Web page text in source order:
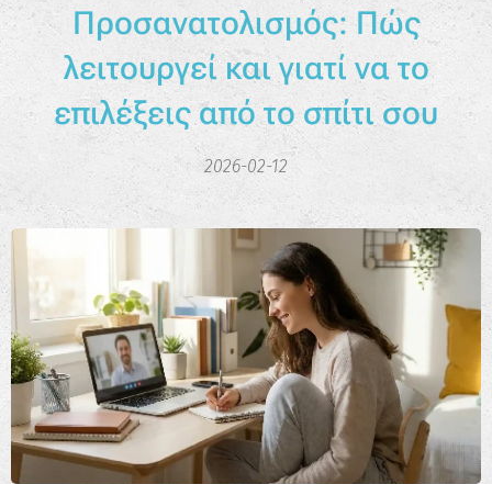
Προσανατολισμός: Πώς
λειτουργεί και γιατί να το
επιλέξεις από το σπίτι σου
2026-02-12